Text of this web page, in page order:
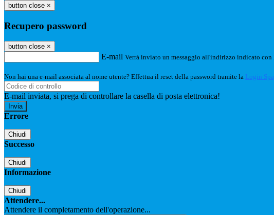
button close ×
Recupero password
button close ×
E-mail Verrà inviato un messaggio all'indirizzo indicato con
Non hai una e-mail associata al nome utente? Effettua il reset della password tramite la Login
E-mail inviata, si prega di controllare la casella di posta elettronica!
Errore
Chiudi
Successo
Chiudi
Informazione
Chiudi
Attendere...
Attendere il completamento dell'operazione...